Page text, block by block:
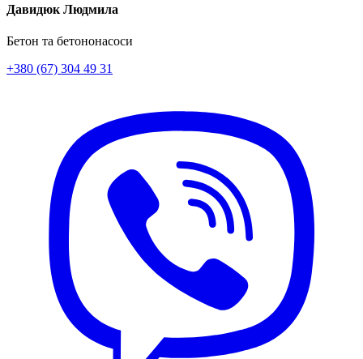
Давидюк Людмила
Бетон та бетононасоси
+380 (67) 304 49 31